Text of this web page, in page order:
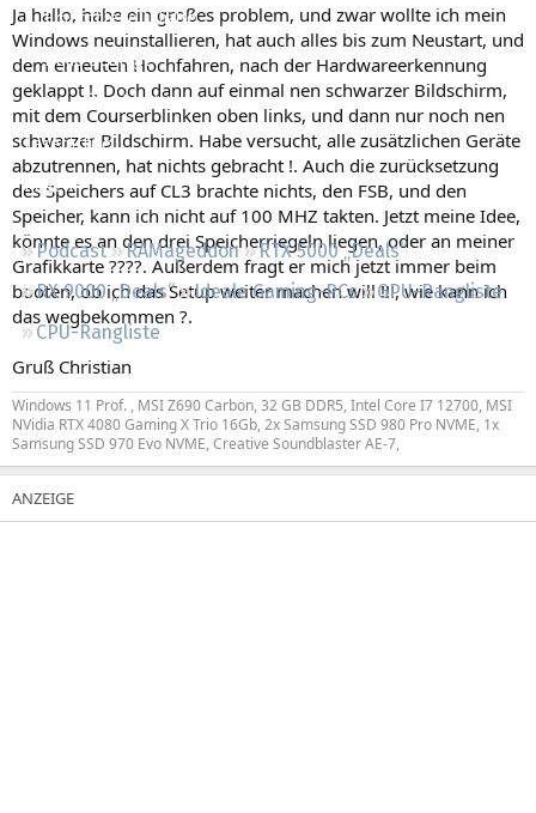
Empfohlene Inhalte
Neue Beiträge
Neueste Aktivitäten
Leserartikel
Regeln
Podcast RAMageddon
RTX 5000 „Deals“
RX 9000 „Deals“
Ideale Gaming-PCs
GPU-Rangliste
CPU-Rangliste
Ja hallo, habe ein großes problem, und zwar wollte ich mein
Windows neuinstallieren, hat auch alles bis zum Neustart, und
dem erneuten Hochfahren, nach der Hardwareerkennung
geklappt !. Doch dann auf einmal nen schwarzer Bildschirm,
mit dem Courserblinken oben links, und dann nur noch nen
schwarzer Bildschirm. Habe versucht, alle zusätzlichen Geräte
abzutrennen, hat nichts gebracht !. Auch die zurücksetzung
des Speichers auf CL3 brachte nichts, den FSB, und den
Speicher, kann ich nicht auf 100 MHZ takten. Jetzt meine Idee,
könnte es an den drei Speicherriegeln liegen, oder an meiner
Grafikkarte ????. Außerdem fragt er mich jetzt immer beim
booten, ob ich das Setup weiter machen will !!!, wie kann ich
das wegbekommen ?.
Gruß Christian
Windows 11 Prof. , MSI Z690 Carbon, 32 GB DDR5, Intel Core I7 12700, MSI
NVidia RTX 4080 Gaming X Trio 16Gb, 2x Samsung SSD 980 Pro NVME, 1x
Samsung SSD 970 Evo NVME, Creative Soundblaster AE-7,